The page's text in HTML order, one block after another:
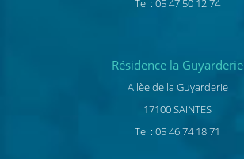
Tel : 05 47 50 12 74
Résidence la Guyarderie
Allèe de la Guyarderie
17100 SAINTES
Tel : 05 46 74 18 71